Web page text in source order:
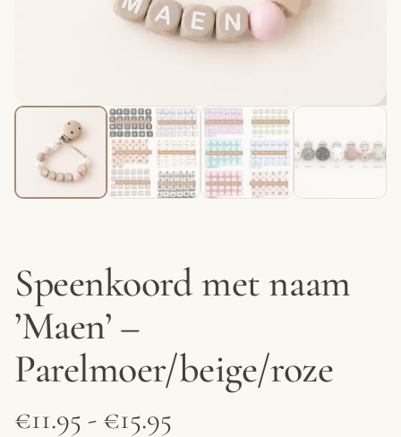
Speenkoord met naam
’Maen’ –
Parelmoer/beige/roze
€11.95 - €15.95